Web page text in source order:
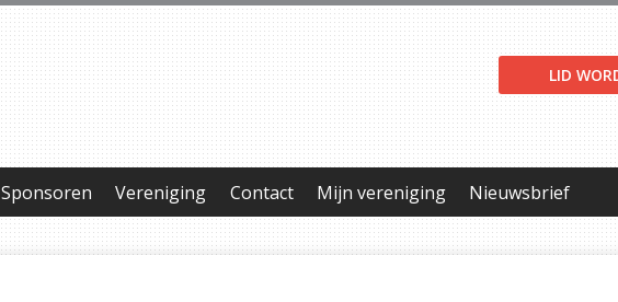
LID
Sponsoren Vereniging Contact Mijn vereniging Nieuwsbrief